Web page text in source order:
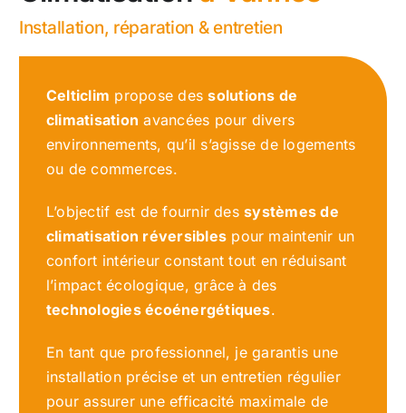
Installation, réparation & entretien
Celticlim propose dessolutions de
climatisation avancées pour divers
environnements, qu’il s’agisse de logements
ou de commerces.
L’objectif est de fournir dessystèmes de
climatisation réversibles pour maintenir un
confort intérieur constant tout en réduisant
l’impact écologique, grâce à des
technologies écoénergétiques.
En tant que professionnel, je garantis une
installation précise et un entretien régulier
pour assurer une efficacité maximale de